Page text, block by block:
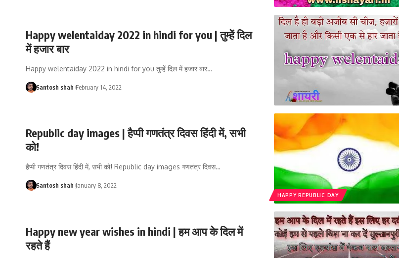
Happy welentaiday 2022 in hindi for you | तुम्हें दिल
में हजार बार
Happy welentaiday 2022 in hindi for you तुम्हें दिल में हजार बार…
Santosh shah February 14, 2022
HAPPY REPUBLIC DAY
Republic day images | हैप्पी गणतंत्र दिवस हिंदी में, सभी
को!
हैप्पी गणतंत्र दिवस हिंदी में, सभी को! Republic day images गणतंत्र दिवस…
Santosh shah January 8, 2022
Happy new year wishes in hindi | हम आप के दिल में
रहते हैं